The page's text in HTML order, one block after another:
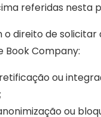
referidas nesta
o direito de solicitar
Book Company:
ou
ou